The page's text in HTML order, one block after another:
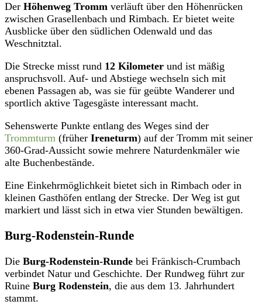
Der Höhenweg Tromm verläuft über den Höhenrücken
zwischen Grasellenbach und Rimbach. Er bietet weite
Ausblicke über den südlichen Odenwald und das
Weschnitztal.
Die Strecke misst rund 12 Kilometer und ist mäßig
anspruchsvoll. Auf- und Abstiege wechseln sich mit
ebenen Passagen ab, was sie für geübte Wanderer und
sportlich aktive Tagesgäste interessant macht.
Sehenswerte Punkte entlang des Weges sind der
Trommturm (früher Ireneturm) auf der Tromm mit seiner
360-Grad-Aussicht sowie mehrere Naturdenkmäler wie
alte Buchenbestände.
Eine Einkehrmöglichkeit bietet sich in Rimbach oder in
kleinen Gasthöfen entlang der Strecke. Der Weg ist gut
markiert und lässt sich in etwa vier Stunden bewältigen.
Burg-Rodenstein-Runde
Die Burg-Rodenstein-Runde bei Fränkisch-Crumbach
verbindet Natur und Geschichte. Der Rundweg führt zur
Ruine Burg Rodenstein, die aus dem 13. Jahrhundert
stammt.